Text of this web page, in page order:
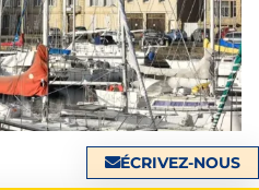
ÉCRIVEZ-NOUS